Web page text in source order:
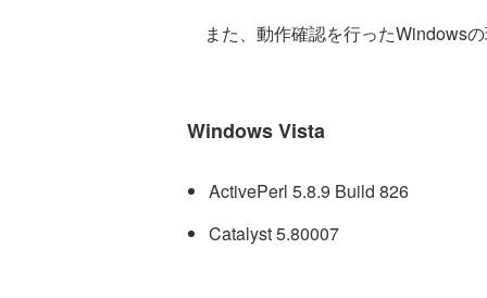
また、動作確認を行ったWindowsの
Windows Vista
ActivePerl 5.8.9 Build 826
Catalyst 5.80007